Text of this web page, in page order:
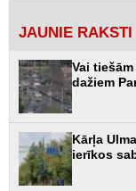
JAUNIE RAKSTI
Vai
dažiem
Kārļa
ierīkos